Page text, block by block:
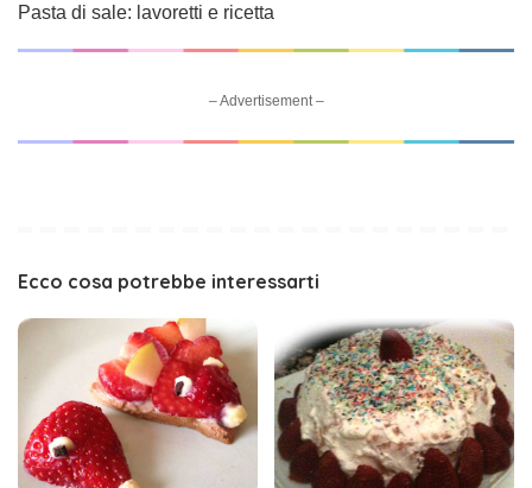
Pasta di sale: lavoretti e ricetta
– Advertisement –
Ecco cosa potrebbe interessarti